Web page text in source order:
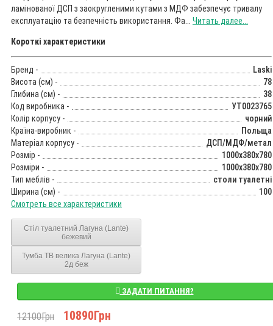
ламінованої ДСП з заокругленими кутами з МДФ забезпечує тривалу
експлуатацію та безпечність використання. Фа... Читать далее...
Короткі характеристики
Бренд -
Laski
Висота (см) -
78
Глибина (см) -
38
Код виробника -
УТ0023765
Колір корпусу -
чорний
Країна-виробник -
Польща
Матеріал корпусу -
ДСП/МДФ/метал
Розмір -
1000x380x780
Розміри -
1000x380x780
Тип меблів -
столи туалетні
Ширина (см) -
100
Смотреть все характеристики
Стіл туалетний Лагуна (Lante)
бежевий
Тумба ТВ велика Лагуна (Lante)
2д беж
ЗАДАТИ ПИТАННЯ?
12100Грн 10890Грн